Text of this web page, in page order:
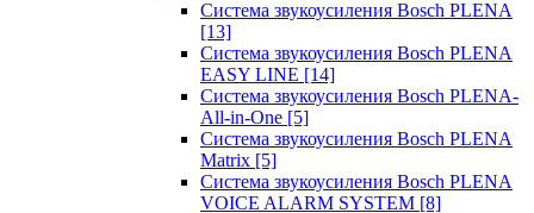
Система звукоусиления Bosch PLENA
[13]
Система звукоусиления Bosch PLENA
EASY LINE [14]
Система звукоусиления Bosch PLENA-
All-in-One [5]
Система звукоусиления Bosch PLENA
Matrix [5]
Система звукоусиления Bosch PLENA
VOICE ALARM SYSTEM [8]